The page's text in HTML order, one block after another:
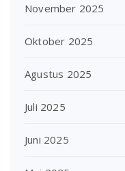
November 2025
Oktober 2025
Agustus 2025
Juli 2025
Juni 2025